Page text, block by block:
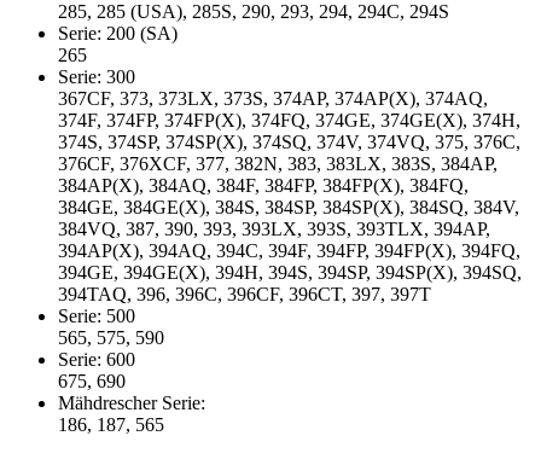
285, 285 (USA), 285S, 290, 293, 294, 294C, 294S
Serie: 200 (SA)
265
Serie: 300
367CF, 373, 373LX, 373S, 374AP, 374AP(X), 374AQ,
374F, 374FP, 374FP(X), 374FQ, 374GE, 374GE(X), 374H,
374S, 374SP, 374SP(X), 374SQ, 374V, 374VQ, 375, 376C,
376CF, 376XCF, 377, 382N, 383, 383LX, 383S, 384AP,
384AP(X), 384AQ, 384F, 384FP, 384FP(X), 384FQ,
384GE, 384GE(X), 384S, 384SP, 384SP(X), 384SQ, 384V,
384VQ, 387, 390, 393, 393LX, 393S, 393TLX, 394AP,
394AP(X), 394AQ, 394C, 394F, 394FP, 394FP(X), 394FQ,
394GE, 394GE(X), 394H, 394S, 394SP, 394SP(X), 394SQ,
394TAQ, 396, 396C, 396CF, 396CT, 397, 397T
Serie: 500
565, 575, 590
Serie: 600
675, 690
Mähdrescher Serie:
186, 187, 565